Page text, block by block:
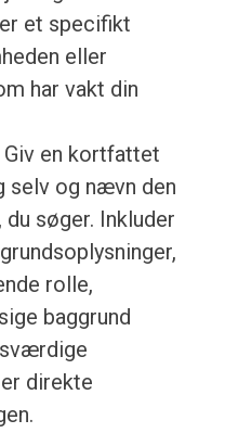
et specifikt
eller
har vakt din
en kortfattet
selv og nævn den
søger. Inkluder
rolle,
baggrund
direkte